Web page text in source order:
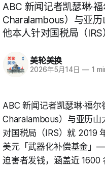
ABC 新闻记者凯瑟琳·
Charalambous）与亚
他本人针对国税局（
美轮美换
2026年5月14日 — 1
ABC 新闻记者凯瑟琳·福
Charalambous）与亚历山
对国税局（IRS）就 2019
美元「武器化补偿基金」
迫害者发钱，涵盖近 1600